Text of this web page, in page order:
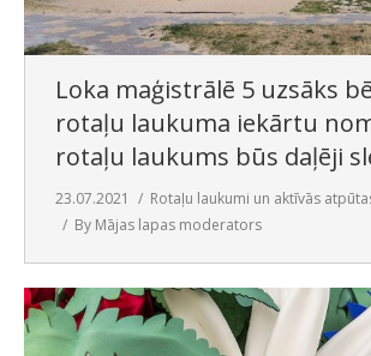
Loka maģistrālē 5 uzsāks
rotaļu laukuma iekārtu
rotaļu laukums būs daļēji
23.07.2021
Rotaļu laukumi un aktīvās
By Mājas lapas moderators